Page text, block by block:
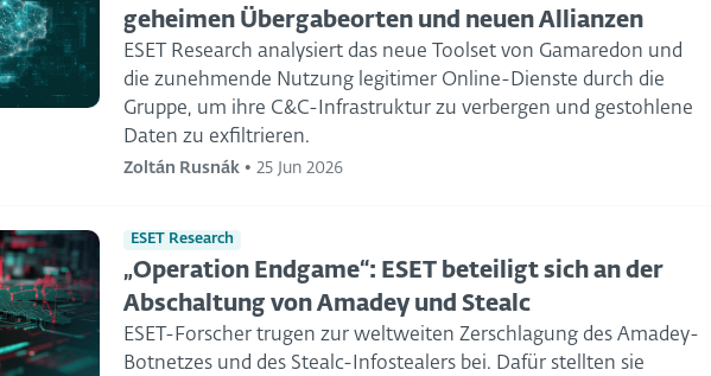
geheimen Übergabeorten und neuen Allianzen
ESET Research analysiert das neue Toolset von Gamaredon und
die zunehmende Nutzung legitimer Online-Dienste durch die
Gruppe, um ihre C&C-Infrastruktur zu verbergen und gestohlene
Daten zu exfiltrieren.
Zoltán Rusnák• 25 Jun 2026
ESET Research
„Operation Endgame“: ESET beteiligt sich an der
Abschaltung von Amadey und Stealc
ESET-Forscher trugen zur weltweiten Zerschlagung des Amadey-
Botnetzes und des Stealc-Infostealers bei. Dafür stellten sie